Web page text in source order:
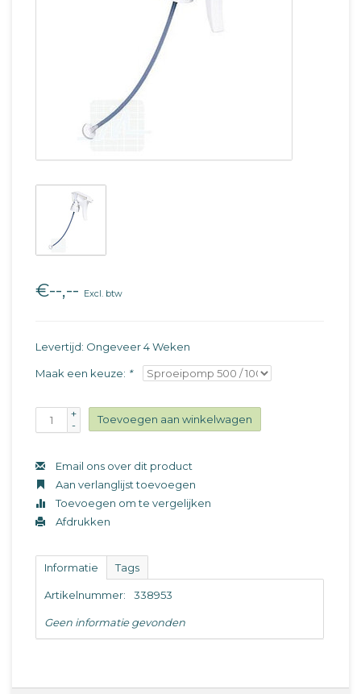
€--,-- Excl. btw
Levertijd: Ongeveer 4 Weken
Maak een keuze: *
+
-
Toevoegen aan winkelwagen
Email ons over dit product
Aan verlanglijst toevoegen
Toevoegen om te vergelijken
Afdrukken
Informatie Tags
Artikelnummer: 338953
Geen informatie gevonden